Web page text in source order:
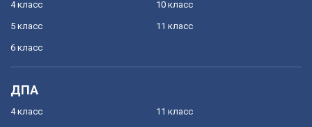
4 класс
5 класс
6 класс
10 класс
11 класс
ДПА
4 класс 11 класс